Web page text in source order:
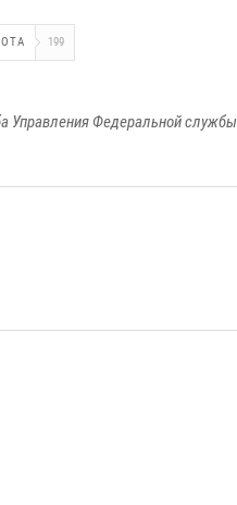
199
Управления Федеральной